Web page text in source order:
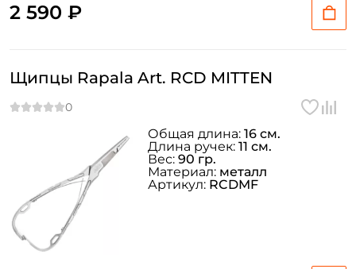
2 590 ₽
Щипцы Rapala Art. RCD MITTEN
Общая длина: 16 см.
Длина ручек: 11 см.
Вес: 90 гр.
Материал: металл
Артикул: RCDMF